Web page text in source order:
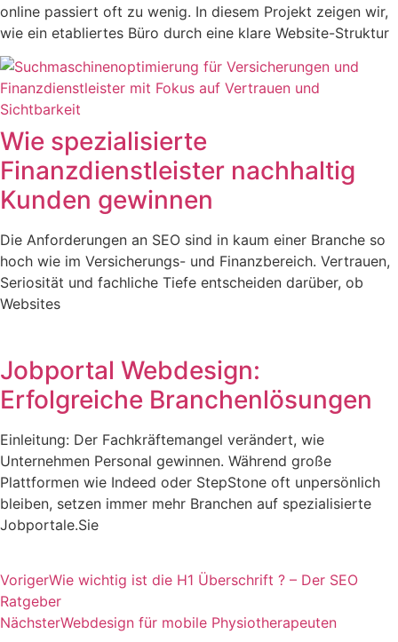
online passiert oft zu wenig. In diesem Projekt zeigen wir,
wie ein etabliertes Büro durch eine klare Website-Struktur
Wie spezialisierte
Finanzdienstleister nachhaltig
Kunden gewinnen
Die Anforderungen an SEO sind in kaum einer Branche so
hoch wie im Versicherungs- und Finanzbereich. Vertrauen,
Seriosität und fachliche Tiefe entscheiden darüber, ob
Websites
Jobportal Webdesign:
Erfolgreiche Branchenlösungen
Einleitung: Der Fachkräftemangel verändert, wie
Unternehmen Personal gewinnen. Während große
Plattformen wie Indeed oder StepStone oft unpersönlich
bleiben, setzen immer mehr Branchen auf spezialisierte
Jobportale.Sie
VorigerWie wichtig ist die H1 Überschrift ? – Der SEO
Ratgeber
NächsterWebdesign für mobile Physiotherapeuten